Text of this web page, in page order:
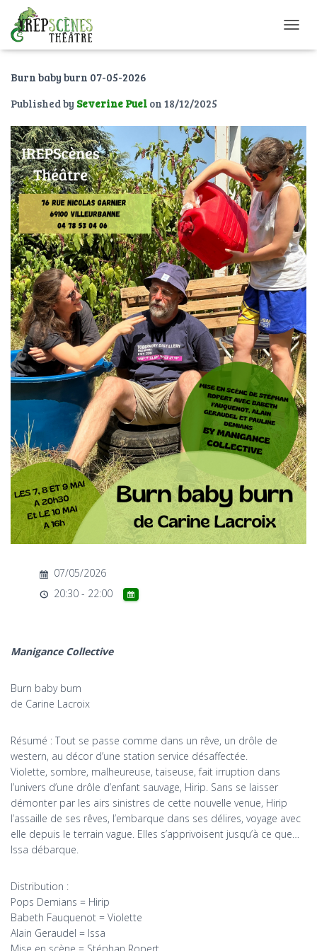
U
F
E
R
M
E
A
N
A
V
I
G
A
T
I
O
N
Burn baby burn 07-05-2026
Published by Severine Puel on 18/12/2025
07/05/2026
20:30 - 22:00
Manigance Collective
Burn baby burn
de Carine Lacroix
Résumé : Tout se passe comme dans un rêve, un drôle de
western, au décor d’une station service désaffectée.
Violette, sombre, malheureuse, taiseuse, fait irruption dans
l’univers d’une drôle d’enfant sauvage, Hirip. Sans se laisser
démonter par les airs sinistres de cette nouvelle venue, Hirip
l’assaille de ses rêves, l’embarque dans ses délires, voyage avec
elle depuis le terrain vague. Elles s’apprivoisent jusqu’à ce que…
Issa débarque.
Distribution :
Pops Demians = Hirip
Babeth Fauquenot = Violette
Alain Geraudel = Issa